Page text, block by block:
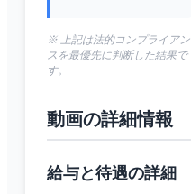
※ 上記は法的コンプライアン
スを最優先に判断した結果で
す。
動画の詳細情報
給与と待遇の詳細